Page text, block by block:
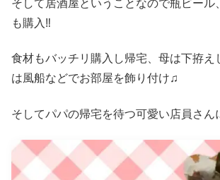
そして居酒屋ということなので瓶ビール
も購入‼︎
食材もバッチリ購入し帰宅、母は下拵え
は風船などでお部屋を飾り付け♫
そしてパパの帰宅を待つ可愛い店員さ